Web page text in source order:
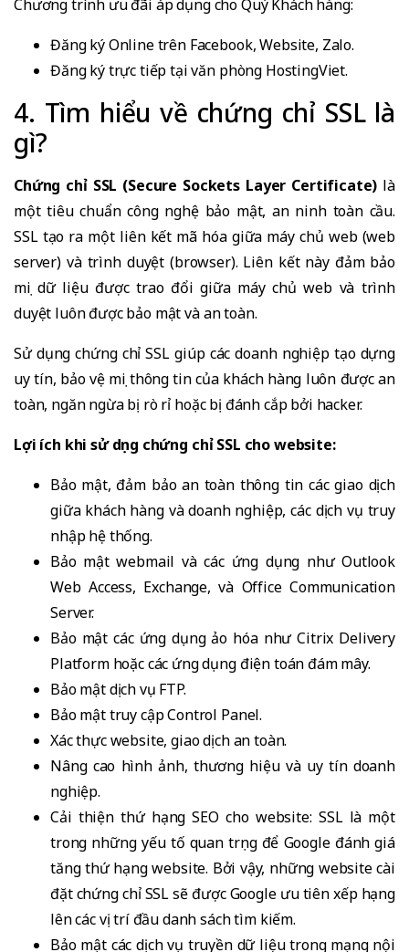
Chương trình ưu đãi áp dụng cho Quý Khách hàng:
Đăng ký Online trên Facebook, Website, Zalo.
Đăng ký trực tiếp tại văn phòng HostingViet.
4. Tìm hiểu về chứng chỉ SSL là
gì?
Chứng chỉ SSL (Secure Sockets Layer Certificate) là
một tiêu chuẩn công nghệ bảo mật, an ninh toàn cầu.
SSL tạo ra một liên kết mã hóa giữa máy chủ web (web
server) và trình duyệt (browser). Liên kết này đảm bảo
mọi dữ liệu được trao đổi giữa máy chủ web và trình
duyệt luôn được bảo mật và an toàn.
Sử dụng chứng chỉ SSL giúp các doanh nghiệp tạo dựng
uy tín, bảo vệ mọi thông tin của khách hàng luôn được an
toàn, ngăn ngừa bị rò rỉ hoặc bị đánh cắp bởi hacker.
Lợi ích khi sử dụng chứng chỉ SSL cho website:
Bảo mật, đảm bảo an toàn thông tin các giao dịch
giữa khách hàng và doanh nghiệp, các dịch vụ truy
nhập hệ thống.
Bảo mật webmail và các ứng dụng như Outlook
Web Access, Exchange, và Office Communication
Server.
Bảo mật các ứng dụng ảo hóa như Citrix Delivery
Platform hoặc các ứng dụng điện toán đám mây.
Bảo mật dịch vụ FTP.
Bảo mật truy cập Control Panel.
Xác thực website, giao dịch an toàn.
Nâng cao hình ảnh, thương hiệu và uy tín doanh
nghiệp.
Cải thiện thứ hạng SEO cho website: SSL là một
trong những yếu tố quan trọng để Google đánh giá
tăng thứ hạng website. Bởi vậy, những website cài
đặt chứng chỉ SSL sẽ được Google ưu tiên xếp hạng
lên các vị trí đầu danh sách tìm kiếm.
Bảo mật các dịch vụ truyền dữ liệu trong mạng nội